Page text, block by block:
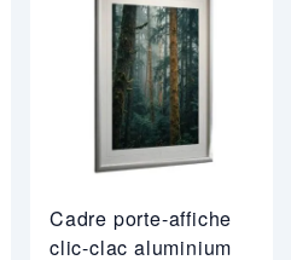
Cadre porte-affiche
clic-clac aluminium